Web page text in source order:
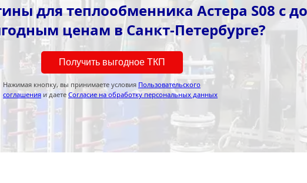
для теплообменника Астера S08 с
ценам в Санкт-Петербурге?
Получить выгодное ТКП
Нажимая кнопку, вы принимаете условия Пользовательского
соглашения и даете Согласие на обработку персональных данных